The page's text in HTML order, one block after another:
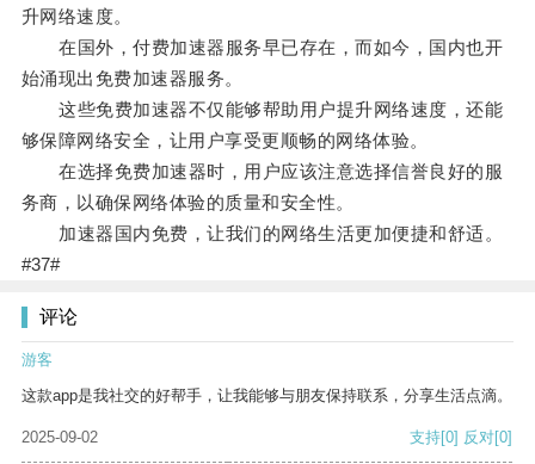
升网络速度。
在国外，付费加速器服务早已存在，而如今，国内也开
始涌现出免费加速器服务。
这些免费加速器不仅能够帮助用户提升网络速度，还能
够保障网络安全，让用户享受更顺畅的网络体验。
在选择免费加速器时，用户应该注意选择信誉良好的服
务商，以确保网络体验的质量和安全性。
加速器国内免费，让我们的网络生活更加便捷和舒适。
#37#
评论
游客
这款app是我社交的好帮手，让我能够与朋友保持联系，分享生活点滴。
2025-09-02 支持[0] 反对[0]